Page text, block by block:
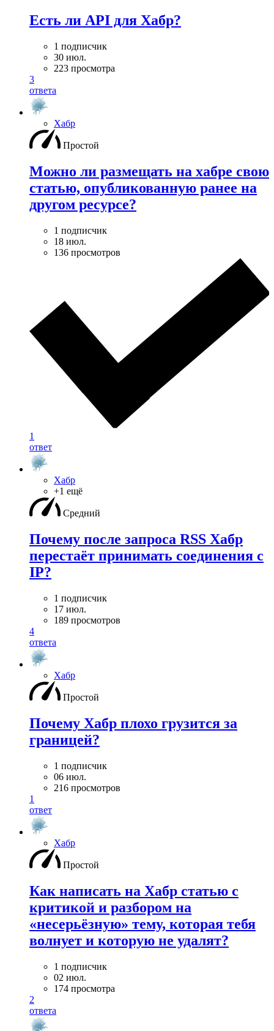
Есть ли API для Хабр?
1 подписчик
30 июл.
223 просмотра
3
ответа
Хабр
Простой
Можно ли размещать на хабре свою
статью, опубликованную ранее на
другом ресурсе?
1 подписчик
18 июл.
136 просмотров
1
ответ
Хабр
+1 ещё
Средний
Почему после запроса RSS Хабр
перестаёт принимать соединения с
IP?
1 подписчик
17 июл.
189 просмотров
4
ответа
Хабр
Простой
Почему Хабр плохо грузится за
границей?
1 подписчик
06 июл.
216 просмотров
1
ответ
Хабр
Простой
Как написать на Хабр статью с
критикой и разбором на
«несерьёзную» тему, которая тебя
волнует и которую не удалят?
1 подписчик
02 июл.
174 просмотра
2
ответа